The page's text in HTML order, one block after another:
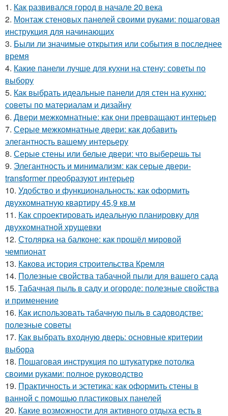
1. Как развивался город в начале 20 века
2. Монтаж стеновых панелей своими руками: пошаговая
инструкция для начинающих
3. Были ли значимые открытия или события в последнее
время
4. Какие панели лучше для кухни на стену: советы по
выбору
5. Как выбрать идеальные панели для стен на кухню:
советы по материалам и дизайну
6. Двери межкомнатные: как они превращают интерьер
7. Серые межкомнатные двери: как добавить
элегантность вашему интерьеру
8. Серые стены или белые двери: что выберешь ты
9. Элегантность и минимализм: как серые двери-
transformer преобразуют интерьер
10. Удобство и функциональность: как оформить
двухкомнатную квартиру 45,9 кв.м
11. Как спроектировать идеальную планировку для
двухкомнатной хрущевки
12. Столярка на балконе: как прошёл мировой
чемпионат
13. Какова история строительства Кремля
14. Полезные свойства табачной пыли для вашего сада
15. Табачная пыль в саду и огороде: полезные свойства
и применение
16. Как использовать табачную пыль в садоводстве:
полезные советы
17. Как выбрать входную дверь: основные критерии
выбора
18. Пошаговая инструкция по штукатурке потолка
своими руками: полное руководство
19. Практичность и эстетика: как оформить стены в
ванной с помощью пластиковых панелей
20. Какие возможности для активного отдыха есть в